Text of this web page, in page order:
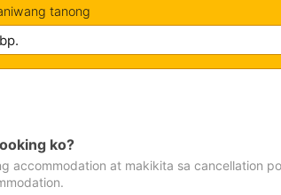
tanong
ko?
accommodation at makikita sa cancellation